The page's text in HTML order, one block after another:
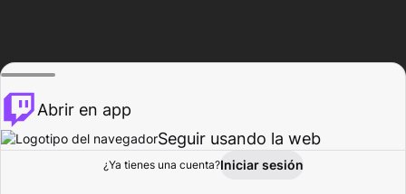
Explorar Actividad
Abrir en app
Seguir usando la web
¿Ya tienes una cuenta?Iniciar sesión